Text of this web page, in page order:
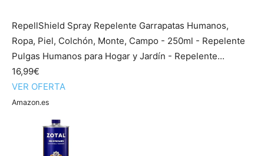
RepellShield Spray Repelente Garrapatas Humanos,
Ropa, Piel, Colchón, Monte, Campo - 250ml - Repelente
Pulgas Humanos para Hogar y Jardín - Repelente...
16,99€
VER OFERTA
Amazon.es